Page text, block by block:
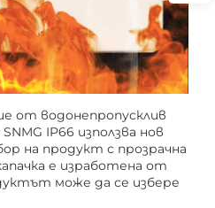
от водонепропусклив
IP66 използва нов
на продукт с прозрачна
е изработена от
може да се избере